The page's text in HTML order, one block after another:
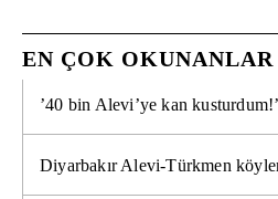
EN ÇOK OKUNANLAR
’40 bin Alevi’ye kan kusturdum!’
Diyarbakır Alevi-Türkmen